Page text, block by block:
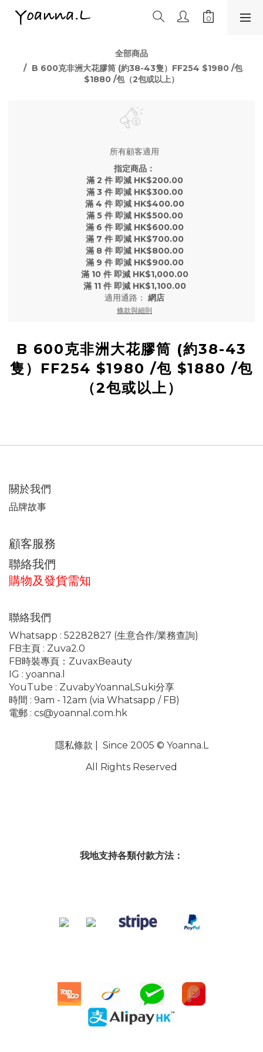
全部商品
B 600克非洲大花膠筒 (約38-43隻）FF254 $1980 /包
$1880 /包（2包或以上）
所有顧客適用
指定商品：
滿 2 件 即減 HK$200.00
滿 3 件 即減 HK$300.00
滿 4 件 即減 HK$400.00
滿 5 件 即減 HK$500.00
滿 6 件 即減 HK$600.00
滿 7 件 即減 HK$700.00
滿 8 件 即減 HK$800.00
滿 9 件 即減 HK$900.00
滿 10 件 即減 HK$1,000.00
滿 11 件 即減 HK$1,100.00
適用通路： 網店
條款與細則
B 600克非洲大花膠筒 (約38-43
隻）FF254 $1980 /包 $1880 /包
（2包或以上）
關於我們
品牌故事
顧客服務
聯絡我們
購物及發貨需知
聯絡我們
Whatsapp : 52282827 (生意合作/業務查詢)
FB主頁 : Zuva2.0
FB時裝專頁： ZuvaxBeauty
IG : yoanna.l
YouTube : ZuvabyYoannaLSuki分享
時間 : 9am - 12am (via Whatsapp / FB)
電郵 : cs@yoannal.com.hk
隱私條款 | Since 2005 © Yoanna.L
All Rights Reserved
我地支持各類付款方法：